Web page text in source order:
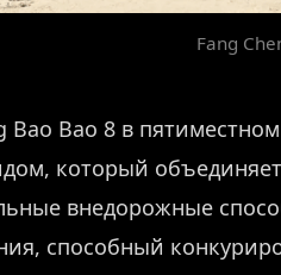
Fang
Bao Bao 8 в
который
внедорожные
способный